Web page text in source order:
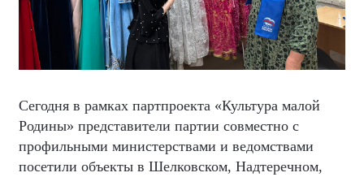
Сегодня в рамках партпроекта «Культура малой
Родины» представители партии совместно с
профильными министерствами и ведомствами
посетили объекты в Шелковском, Надтеречном,